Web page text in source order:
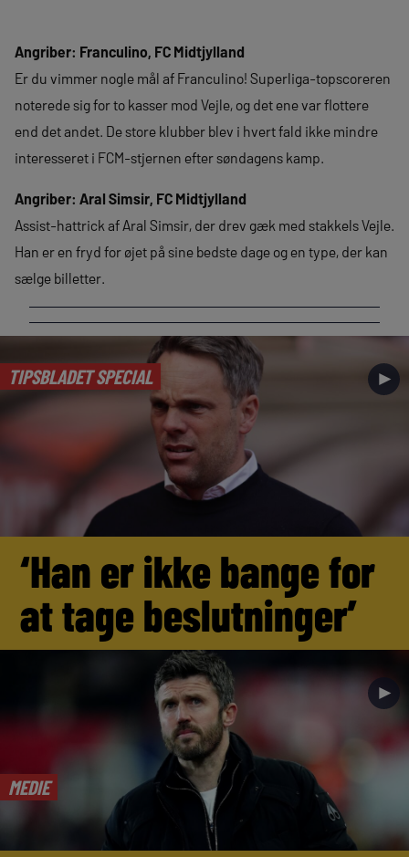
Angriber: Franculino, FC Midtjylland
Er du vimmer nogle mål af Franculino! Superliga-topscoreren
noterede sig for to kasser mod Vejle, og det ene var flottere
end det andet. De store klubber blev i hvert fald ikke mindre
interesseret i FCM-stjernen efter søndagens kamp.
Angriber: Aral Simsir, FC Midtjylland
Assist-hattrick af Aral Simsir, der drev gæk med stakkels Vejle.
Han er en fryd for øjet på sine bedste dage og en type, der kan
sælge billetter.
TIPSBLADET SPECIAL ►
‘Han er ikke bange for
at tage beslutninger’
MEDIE
►